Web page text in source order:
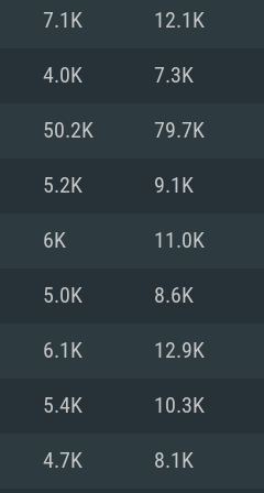
11: AMD
660. La
le jeu est de
supportés)
(Mac), ou
minimale
les derniers
pour AMD
7.1K 12.1K
4.0K 7.3K
50.2K 79.7K
5.2K 9.1K
6K 11.0K
5.0K 8.6K
6.1K 12.9K
5.4K 10.3K
4.7K 8.1K